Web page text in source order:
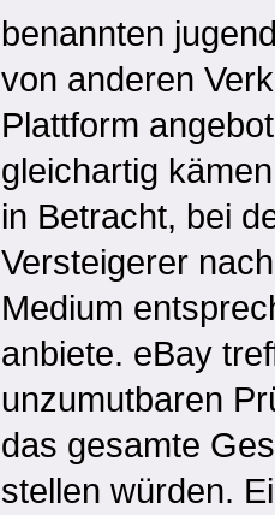
benannten
von anderen
Plattform
gleichartig
in Betracht, bei
Versteigerer
Medium
anbiete. eBay
unzumutbaren
das gesamte
stellen würden.